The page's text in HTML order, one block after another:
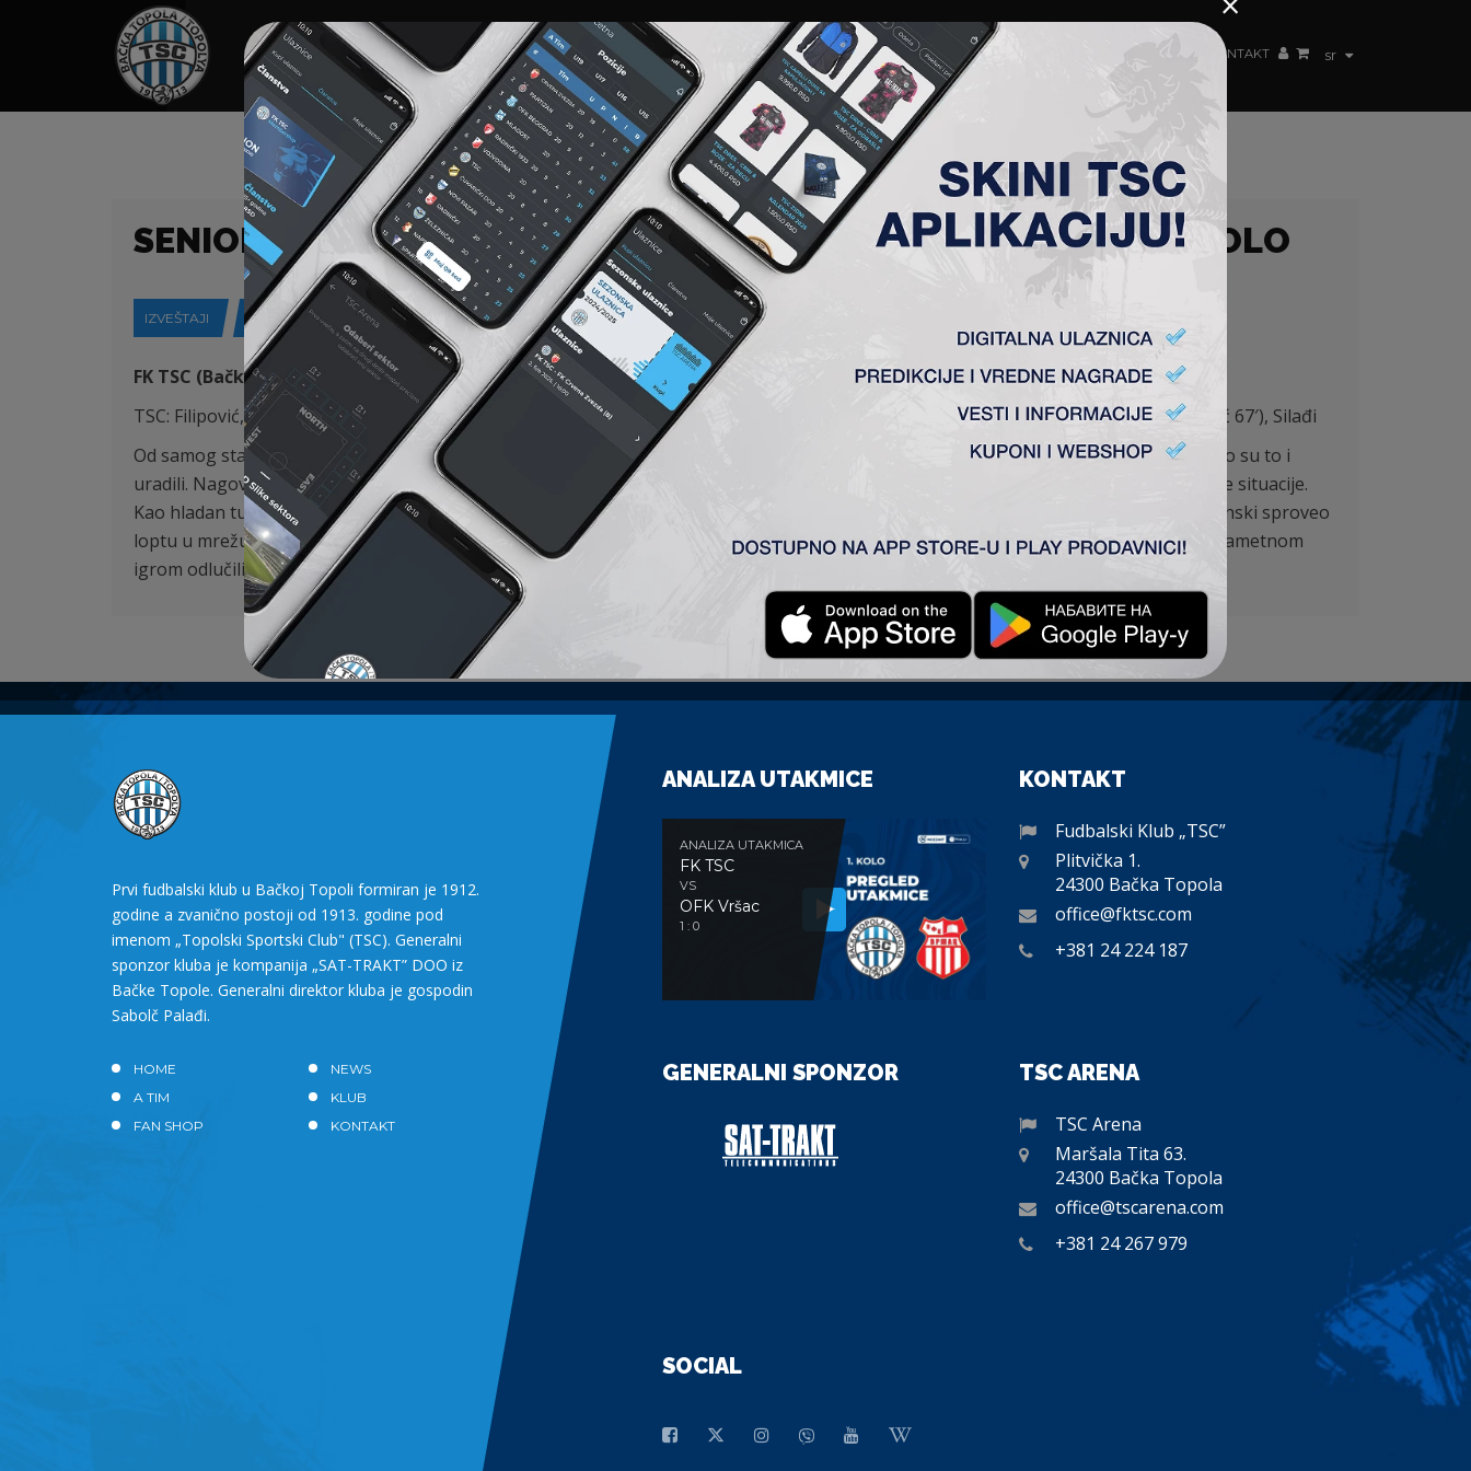
sr
HOME SPONZORI NEWS GALERIJE A TIM ČLANSTVO AKREDITACIJE KLUB AKADEMIJA ŽENSKI TIM KONTAKT
SENIORI – PRVENSTVENA UTAKMICA – PRVA LIGA SRBIJE – 20. KOLO
IZVEŠTAJI 01-12-2018
FK TSC (Bačka Topola) – OFK ŽARKOVO (Beograd)
TSC: Filipović, Svitić, Ponjević, Branković, Babić, Tomanović (Galić 76′), Plavšić (Skopljak 84′) Milisavljević, Milićević, Arsenijević (Bastajić 67′), Silađi
Od samog starta utakmice ekipa TSC je ušla sa namerom da nastavi odličan niz nepobedivosti, odličnom igrom i na ovom meču upravo su to i
uradili. Nagoveštaj da gosti nemaju sta da traže na stadionu u Senti vec u 3. minutu potvrdio je Silađi lepim golom iz gotovo nemoguće situacije.
Kao hladan tuš za goste samo dva minuta kasnije došao je pogodak Milisavljevića, koji je izbio sam ispred protivničkog golmana i rutinski sproveo
loptu u mrežu 5. minutu – 2:0. Ovo se ispostavilo da je bio i konačan rezultat i pored još dosta prilika da se uveća vođstvo domaći su pametnom
igrom odlučili da štede snagu i privedu utakmicu kraju bez rizika od povreda i kartona. Žutih kartona u ekipi TSC nije bilo.
Prvi fudbalski klub u Bačkoj Topoli formiran je 1912.
godine a zvanično postoji od 1913. godine pod
imenom „Topolski Sportski Club" (TSC). Generalni
sponzor kluba je kompanija „SAT-TRAKT” DOO iz
Bačke Topole. Generalni direktor kluba je gospodin
Sabolč Palađi.
HOME
NEWS
A TIM
KLUB
FAN SHOP
KONTAKT
ANALIZA UTAKMICE
ANALIZA UTAKMICA
FK TSC
VS
OFK Vršac
1 : 0
KONTAKT
Fudbalski Klub „TSC”
Plitvička 1.
24300 Bačka Topola
office@fktsc.com
+381 24 224 187
GENERALNI SPONZOR TSC ARENA
TSC Arena
Maršala Tita 63.
24300 Bačka Topola
office@tscarena.com
+381 24 267 979
SOCIAL